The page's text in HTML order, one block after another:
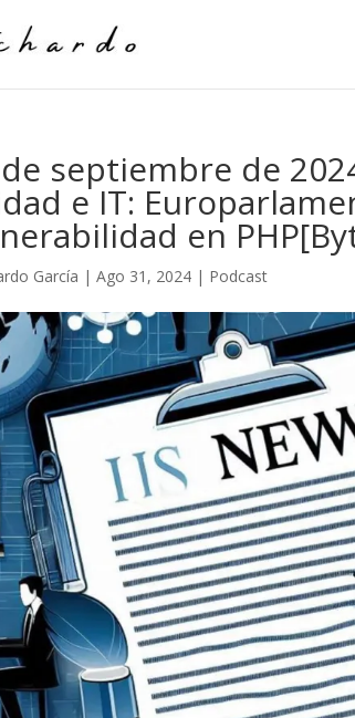
septiembre de
e IT:
en
García |Ago 31, 2024 | Podcast